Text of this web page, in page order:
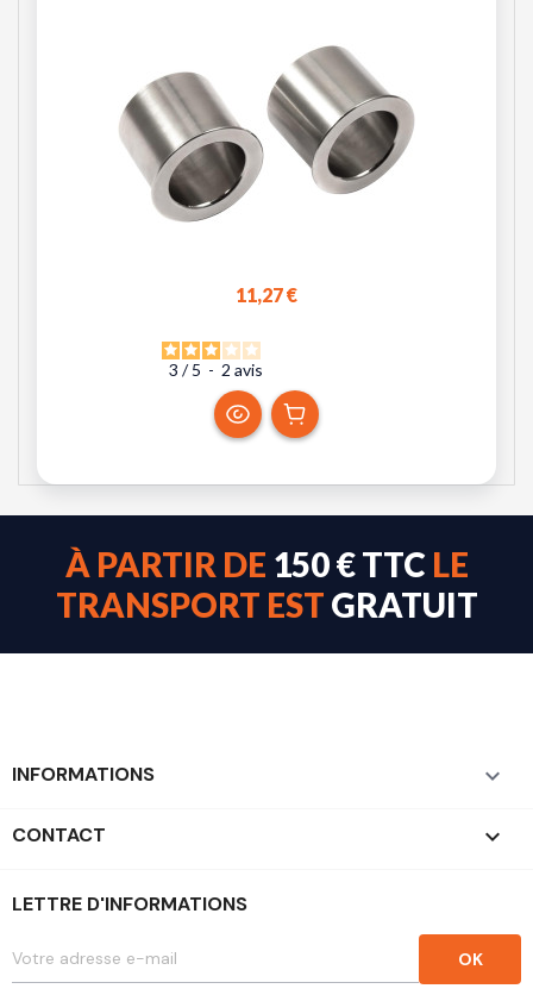
11,27 €
3 / 5 - 2 avis
À PARTIR DE 150 € TTC LE
TRANSPORT EST GRATUIT
INFORMATIONS 
CONTACT keyboard_arrow_down
LETTRE D'INFORMATIONS